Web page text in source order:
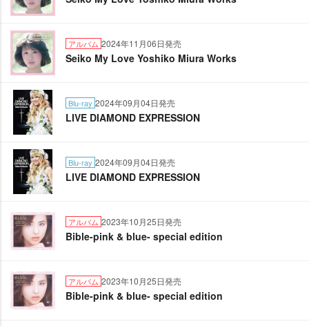
アルバム 2024年11月06日発売
Seiko My Love Yoshiko Miura Works
Blu-ray 2024年09月04日発売
LIVE DIAMOND EXPRESSION
Blu-ray 2024年09月04日発売
LIVE DIAMOND EXPRESSION
アルバム 2023年10月25日発売
Bible-pink & blue- special edition
アルバム 2023年10月25日発売
Bible-pink & blue- special edition